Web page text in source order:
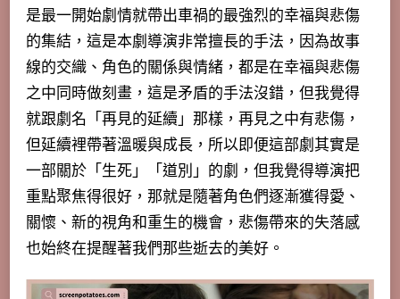
是最一開始劇情就帶出車禍的最強烈的幸福與悲傷
的集結，這是本劇導演非常擅長的手法，因為故事
線的交織、角色的關係與情緒，都是在幸福與悲傷
之中同時做刻畫，這是矛盾的手法沒錯，但我覺得
就跟劇名「再見的延續」那樣，再見之中有悲傷，
但延續裡帶著溫暖與成長，所以即便這部劇其實是
一部關於「生死」「道別」的劇，但我覺得導演把
重點聚焦得很好，那就是隨著角色們逐漸獲得愛、
關懷、新的視角和重生的機會，悲傷帶來的失落感
也始終在提醒著我們那些逝去的美好。